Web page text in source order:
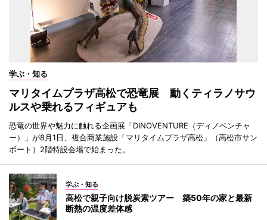
学ぶ・知る
マリタイムプラザ高松で恐竜展 動くティラノサウ
ルスや乗れるフィギュアも
恐竜の世界や魅力に触れる企画展「DINOVENTURE（ディノベンチャ
ー）」が8月1日、複合商業施設「マリタイムプラザ高松」（高松市サン
ポート）2階特設会場で始まった。
学ぶ・知る
高松で親子向け脱炭素ツアー 築50年の家と最新
断熱の温度差体感